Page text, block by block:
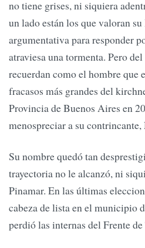
no tiene grises, ni siquiera
un lado están los que valoran
argumentativa para responder
atraviesa una tormenta. Pero
recuerdan como el hombre que
fracasos más grandes del
Provincia de Buenos Aires en
menospreciar a su
Su nombre quedó tan
trayectoria no le alcanzó, ni
Pinamar. En las últimas
cabeza de lista en el municipio
perdió las internas del Frente